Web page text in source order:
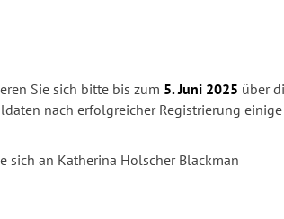
Sie sich bitte bis zum 5. Juni 2025 über
nach erfolgreicher Registrierung einige
sich an Katherina Holscher Blackman